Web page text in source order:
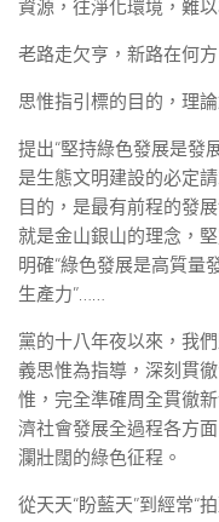
資源，往淨化環境，難
老路走欠亨，新路在何方
思惟指引標的目的，理
提出“堅持綠色發展是發
是生態文明建設的必定
目的，是最有前程的發
就是金山銀山的理念，
明確“綠色發展是高質量
生產力”……
黨的十八年夜以來，我
義思惟為指導，深刻貫
惟，完全準確周全貫徹
濟社會發展全過程各方
瀾壯闊的綠色征程。
從天天“盼藍天”到經常“